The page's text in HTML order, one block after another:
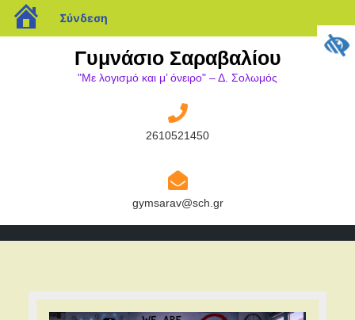
blogs.sch.gr
Σύνδεση
Γυμνάσιο Σαραβαλίου
"Mε λογισμό και μ’ όνειρο" – Δ. Σολωμός
26105214502610521450
gymsarav@sch.grgymsarav@sch.gr